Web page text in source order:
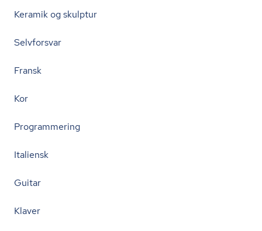
Keramik og skulptur
Selvforsvar
Fransk
Kor
Programmering
Italiensk
Guitar
Klaver